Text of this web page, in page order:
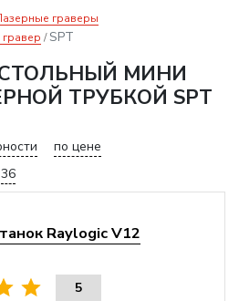
граверы
SPT
МИНИ
ТРУБКОЙ SPT
по цене
36
Raylogic V12
5